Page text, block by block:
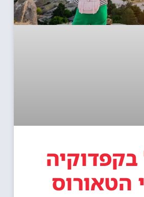
בקפדוקיה
הטאורוס